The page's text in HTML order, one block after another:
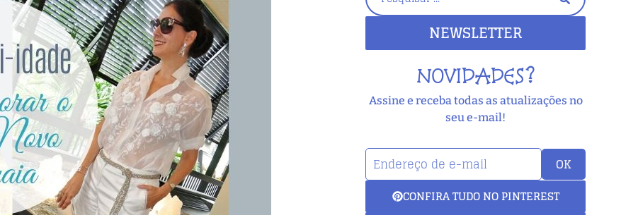
NEWSLETTER
NOVIDADES?
Assine e receba todas as atualizações no
seu e-mail!
OK
CONFIRA TUDO NO PINTEREST